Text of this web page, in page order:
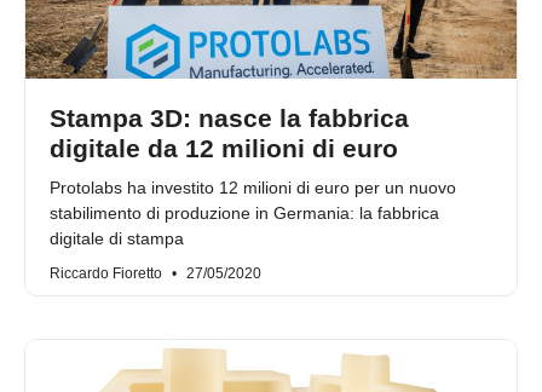
Stampa 3D: nasce la fabbrica
digitale da 12 milioni di euro
Protolabs ha investito 12 milioni di euro per un nuovo
stabilimento di produzione in Germania: la fabbrica
digitale di stampa
Riccardo Fioretto 27/05/2020